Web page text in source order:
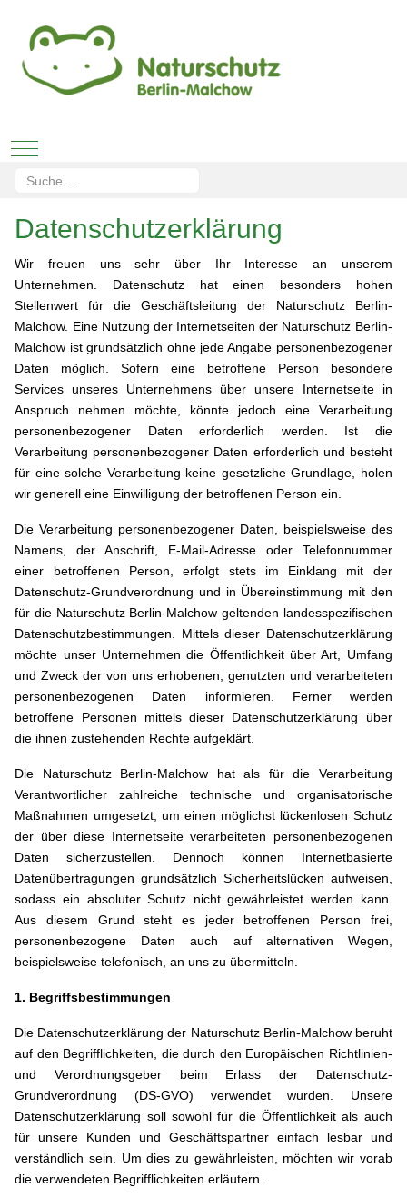
Mobile Menu Toggle
Suchen
Datenschutzerklärung
Wir freuen uns sehr über Ihr Interesse an unserem
Unternehmen. Datenschutz hat einen besonders hohen
Stellenwert für die Geschäftsleitung der Naturschutz Berlin-
Malchow. Eine Nutzung der Internetseiten der Naturschutz Berlin-
Malchow ist grundsätzlich ohne jede Angabe personenbezogener
Daten möglich. Sofern eine betroffene Person besondere
Services unseres Unternehmens über unsere Internetseite in
Anspruch nehmen möchte, könnte jedoch eine Verarbeitung
personenbezogener Daten erforderlich werden. Ist die
Verarbeitung personenbezogener Daten erforderlich und besteht
für eine solche Verarbeitung keine gesetzliche Grundlage, holen
wir generell eine Einwilligung der betroffenen Person ein.
Die Verarbeitung personenbezogener Daten, beispielsweise des
Namens, der Anschrift, E-Mail-Adresse oder Telefonnummer
einer betroffenen Person, erfolgt stets im Einklang mit der
Datenschutz-Grundverordnung und in Übereinstimmung mit den
für die Naturschutz Berlin-Malchow geltenden landesspezifischen
Datenschutzbestimmungen. Mittels dieser Datenschutzerklärung
möchte unser Unternehmen die Öffentlichkeit über Art, Umfang
und Zweck der von uns erhobenen, genutzten und verarbeiteten
personenbezogenen Daten informieren. Ferner werden
betroffene Personen mittels dieser Datenschutzerklärung über
die ihnen zustehenden Rechte aufgeklärt.
Die Naturschutz Berlin-Malchow hat als für die Verarbeitung
Verantwortlicher zahlreiche technische und organisatorische
Maßnahmen umgesetzt, um einen möglichst lückenlosen Schutz
der über diese Internetseite verarbeiteten personenbezogenen
Daten sicherzustellen. Dennoch können Internetbasierte
Datenübertragungen grundsätzlich Sicherheitslücken aufweisen,
sodass ein absoluter Schutz nicht gewährleistet werden kann.
Aus diesem Grund steht es jeder betroffenen Person frei,
personenbezogene Daten auch auf alternativen Wegen,
beispielsweise telefonisch, an uns zu übermitteln.
1. Begriffsbestimmungen
Die Datenschutzerklärung der Naturschutz Berlin-Malchow beruht
auf den Begrifflichkeiten, die durch den Europäischen Richtlinien-
und Verordnungsgeber beim Erlass der Datenschutz-
Grundverordnung (DS-GVO) verwendet wurden. Unsere
Datenschutzerklärung soll sowohl für die Öffentlichkeit als auch
für unsere Kunden und Geschäftspartner einfach lesbar und
verständlich sein. Um dies zu gewährleisten, möchten wir vorab
die verwendeten Begrifflichkeiten erläutern.